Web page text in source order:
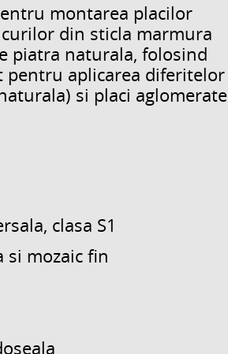
montarea placilor
din sticla marmura
piatra naturala, folosind
pentru aplicarea diferitelor
si placi aglomerate
clasa S1
mozaic fin